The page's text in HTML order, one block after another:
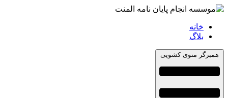
خانه
بلاگ
همبرگر منوی کشویی